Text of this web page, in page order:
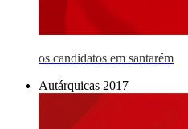
os candidatos em santarém
Autárquicas 2017